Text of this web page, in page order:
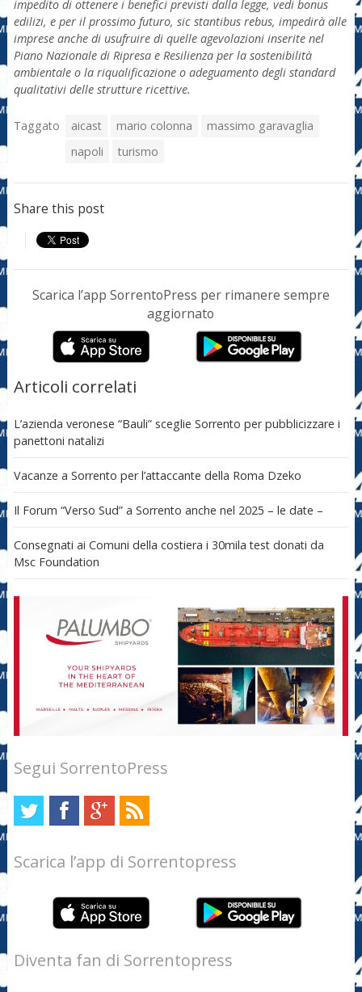
impedito di ottenere i benefici previsti dalla legge, vedi bonus
edilizi, e per il prossimo futuro, sic stantibus rebus, impedirà alle
imprese anche di usufruire di quelle agevolazioni inserite nel
Piano Nazionale di Ripresa e Resilienza per la sostenibilità
ambientale o la riqualificazione o adeguamento degli standard
qualitativi delle strutture ricettive.
Taggato aicast mario colonna
massimo garavaglia
napoli
turismo
Share this post
Scarica l’app SorrentoPress per rimanere sempre
aggiornato
Articoli correlati
L’azienda veronese “Bauli” sceglie Sorrento per pubblicizzare i
panettoni natalizi
Vacanze a Sorrento per l’attaccante della Roma Dzeko
Il Forum “Verso Sud” a Sorrento anche nel 2025 – le date –
Consegnati ai Comuni della costiera i 30mila test donati da
Msc Foundation
Segui SorrentoPress
Scarica l’app di Sorrentopress
Diventa fan di Sorrentopress